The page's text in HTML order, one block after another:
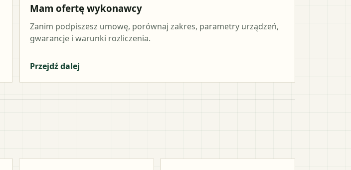
Mam ofertę wykonawcy
Zanim podpiszesz umowę, porównaj zakres, parametry urządzeń,
gwarancje i warunki rozliczenia.
Przejdź dalej